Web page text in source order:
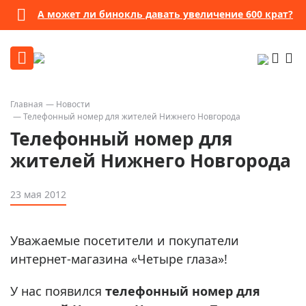
А может ли бинокль давать увеличение 600 крат?
Главная
Новости
Телефонный номер для жителей Нижнего Новгорода
Телефонный номер для
жителей Нижнего Новгорода
23 мая 2012
Уважаемые посетители и покупатели
интернет-магазина «Четыре глаза»!
У нас появился телефонный номер для